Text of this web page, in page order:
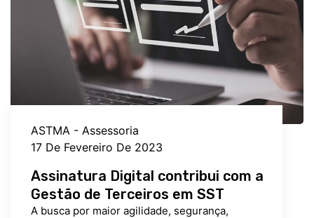
ASTMA - Assessoria
17 De Fevereiro De 2023
Assinatura Digital contribui com a
Gestão de Terceiros em SST
A busca por maior agilidade, segurança,